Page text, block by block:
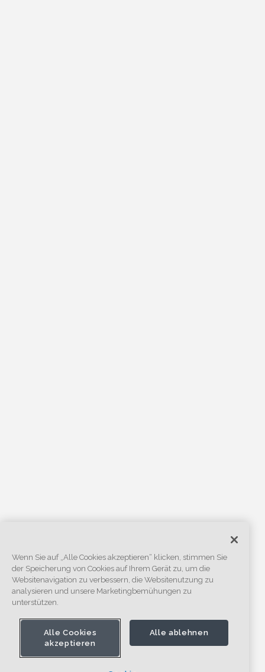
Wenn Sie auf „Alle Cookies akzeptieren“ klicken, stimmen Sie
der Speicherung von Cookies auf Ihrem Gerät zu, um die
Websitenavigation zu verbessern, die Websitenutzung zu
analysieren und unsere Marketingbemühungen zu
unterstützen.
Alle Cookies
akzeptieren
Alle ablehnen